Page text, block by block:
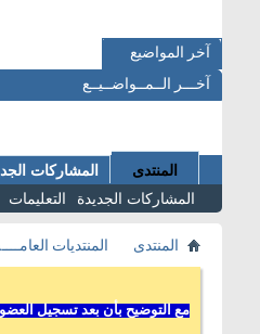
آخر المواضيع
آخـــر الــمــواضــيــع
المنتدى
المشاركات الجديدة
التعليمات
المشاركات
المنتدى المنتديات
مع التوضيح بأن بعد تسجيل